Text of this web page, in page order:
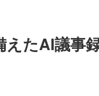
たAI議事